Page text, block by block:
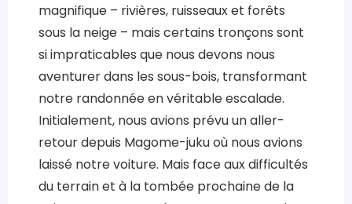
magnifique – rivières, ruisseaux et forêts
sous la neige – mais certains tronçons sont
si impraticables que nous devons nous
aventurer dans les sous-bois, transformant
notre randonnée en véritable escalade.
Initialement, nous avions prévu un aller-
retour depuis Magome-juku où nous avions
laissé notre voiture. Mais face aux difficultés
du terrain et à la tombée prochaine de la